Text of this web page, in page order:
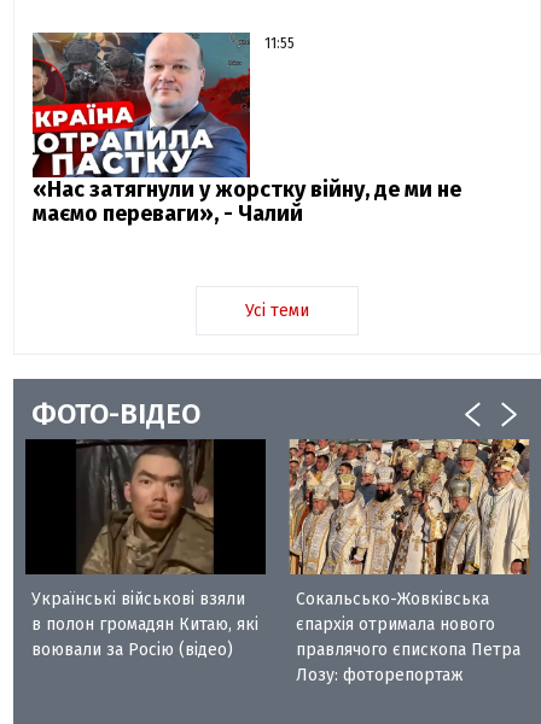
11:55
«Нас затягнули у жорстку війну, де ми не
маємо переваги», - Чалий
Усі теми
ФОТО-ВІДЕО
Українські військові взяли
в полон громадян Китаю, які
воювали за Росію (відео)
Сокальсько-Жовківська
єпархія отримала нового
правлячого єпископа Петра
Лозу: фоторепортаж